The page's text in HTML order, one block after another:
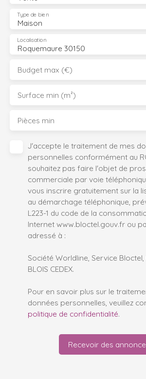
Maison
Type de bien
Roquemaure 30150
Localisation
Budget max (€)
Surface min (m²)
Pièces min
J'accepte le traitement de mes
personnelles conformément au
souhaitez pas faire l'objet de
commerciale par voie
vous inscrire gratuitement sur la
au démarchage téléphonique,
L223-1 du code de la
Internet www.bloctel.gouv.fr ou
adressé à :
Société Worldline, Service Bloctel,
BLOIS CEDEX.
Pour en savoir plus sur le
données personnelles, veuillez
politique de confidentialité.
Recevoir des